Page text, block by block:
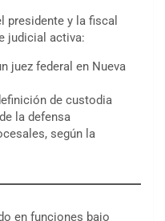
presidente y la fiscal
judicial activa:
juez federal en Nueva
de custodia
la defensa
según la
en funciones bajo